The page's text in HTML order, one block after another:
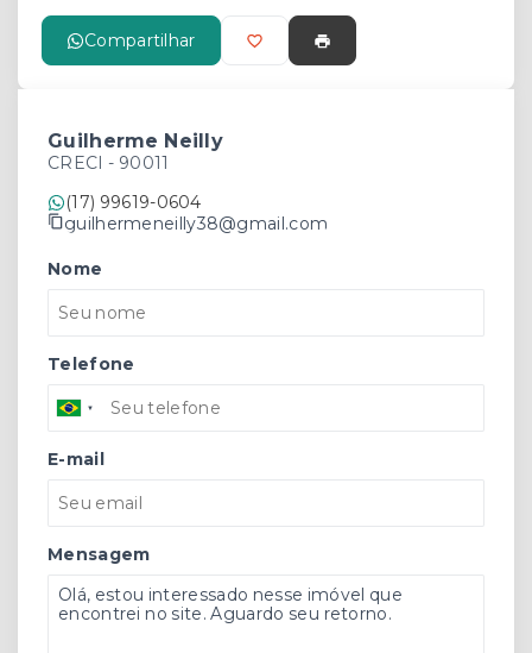
Compartilhar
Guilherme Neilly
CRECI - 90011
(17) 99619-0604
guilhermeneilly38@gmail.com
Nome
Telefone
E-mail
Mensagem